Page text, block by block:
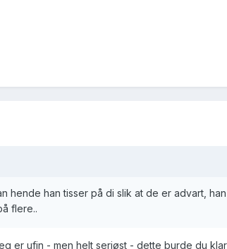
hende han tisser på di slik at de er advart,
flere..
er ufin - men helt seriøst - dette burde du